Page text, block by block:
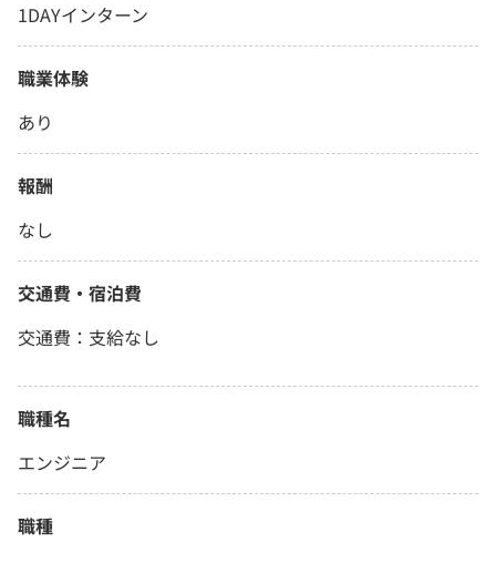
1DAYインターン
職業体験
あり
報酬
なし
交通費・宿泊費
交通費：支給なし
職種名
エンジニア
職種